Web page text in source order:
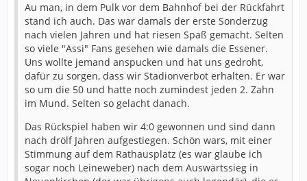
Au man, in dem Pulk vor dem Bahnhof bei der Rückfahrt
stand ich auch. Das war damals der erste Sonderzug
nach vielen Jahren und hat riesen Spaß gemacht. Selten
so viele "Assi" Fans gesehen wie damals die Essener.
Uns wollte jemand anspucken und hat uns gedroht,
dafür zu sorgen, dass wir Stadionverbot erhalten. Er war
so um die 50 und hatte noch zumindest jeden 2. Zahn
im Mund. Selten so gelacht danach.
Das Rückspiel haben wir 4:0 gewonnen und sind dann
nach drölf Jahren aufgestiegen. Schön wars, mit einer
Stimmung auf dem Rathausplatz (es war glaube ich
sogar noch Leineweber) nach dem Auswärtssieg in